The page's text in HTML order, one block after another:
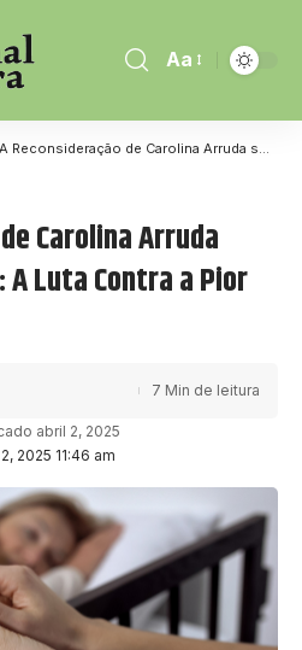
Aa
A Reconsideração de Carolina Arruda sobre a Eutanásia: A Luta Contra a Pior Dor do Mundo
Carolina Arruda
Luta Contra a Pior
2025 11:46 am
abril 2, 2025
7 Min de leitura